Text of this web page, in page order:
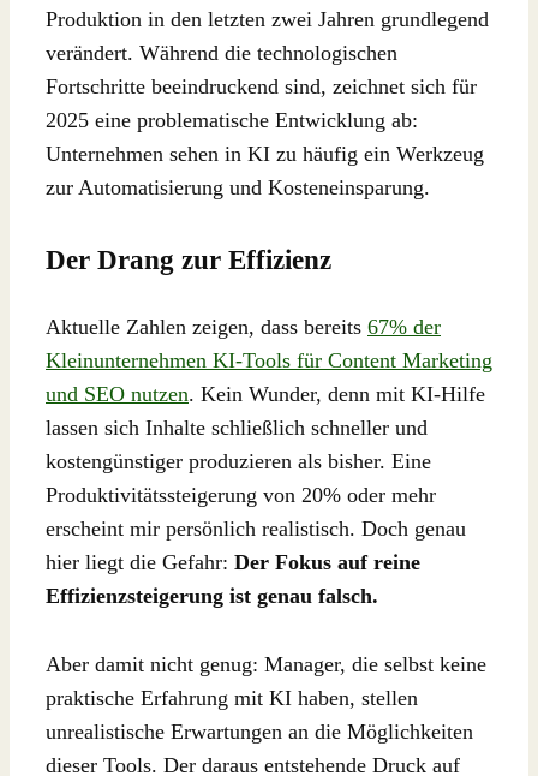
Produktion in den letzten zwei Jahren grundlegend
verändert. Während die technologischen
Fortschritte beeindruckend sind, zeichnet sich für
2025 eine problematische Entwicklung ab:
Unternehmen sehen in KI zu häufig ein Werkzeug
zur Automatisierung und Kosteneinsparung.
Der Drang zur Effizienz
Aktuelle Zahlen zeigen, dass bereits 67% der
Kleinunternehmen KI-Tools für Content Marketing
und SEO nutzen. Kein Wunder, denn mit KI-Hilfe
lassen sich Inhalte schließlich schneller und
kostengünstiger produzieren als bisher. Eine
Produktivitätssteigerung von 20% oder mehr
erscheint mir persönlich realistisch. Doch genau
hier liegt die Gefahr: Der Fokus auf reine
Effizienzsteigerung ist genau falsch.
Aber damit nicht genug: Manager, die selbst keine
praktische Erfahrung mit KI haben, stellen
unrealistische Erwartungen an die Möglichkeiten
dieser Tools. Der daraus entstehende Druck auf